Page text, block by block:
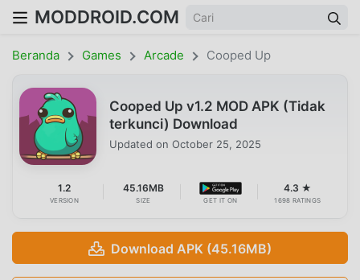
MODDROID.COM
Beranda Games Arcade Cooped Up
Cooped Up v1.2 MOD APK (Tidak
terkunci) Download
Updated on October 25, 2025
1.2
VERSION
45.16MB
SIZE GET IT ON
4.3 ★
1698 RATINGS
Download APK (45.16MB)